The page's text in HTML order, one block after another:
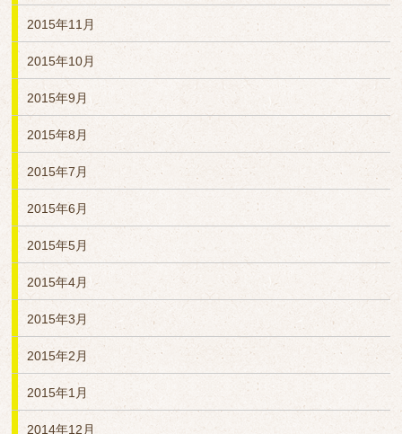
2015年11月
2015年10月
2015年9月
2015年8月
2015年7月
2015年6月
2015年5月
2015年4月
2015年3月
2015年2月
2015年1月
2014年12月